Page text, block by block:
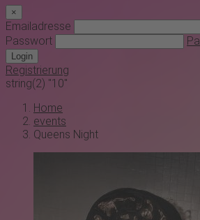
×
Emailadresse
Passwort
Login
Registrierung
string(2) "10"
Home
events
Queens Night